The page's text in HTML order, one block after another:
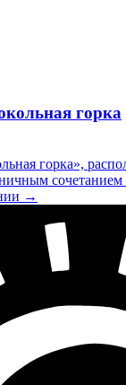
горка
горка»,
→